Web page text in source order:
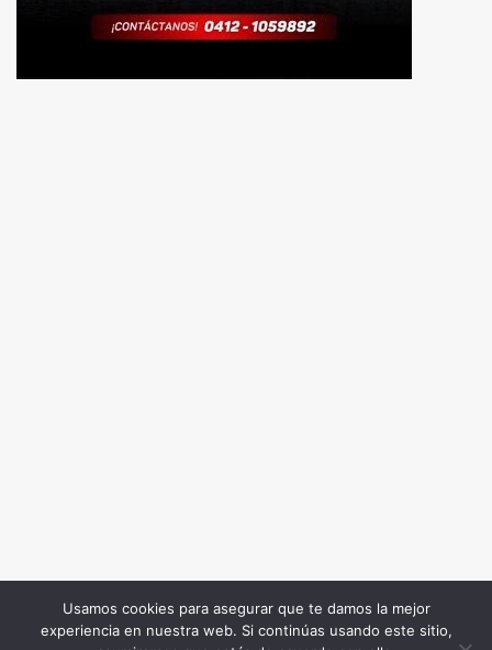
Todos los Derechos Reservados. Somos Noticia COL
Usamos cookies para asegurar que te damos la mejor
experiencia en nuestra web. Si continúas usando este sitio,